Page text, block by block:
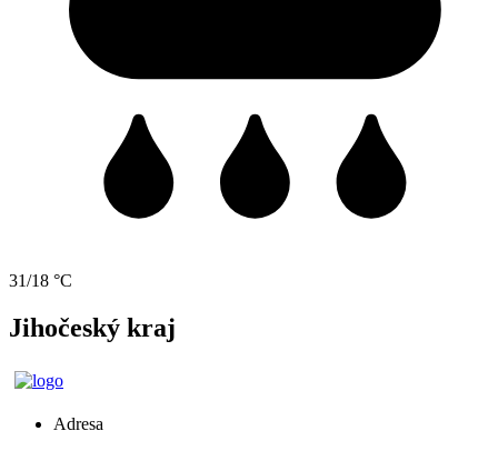
31/18 °C
Jihočeský kraj
Adresa